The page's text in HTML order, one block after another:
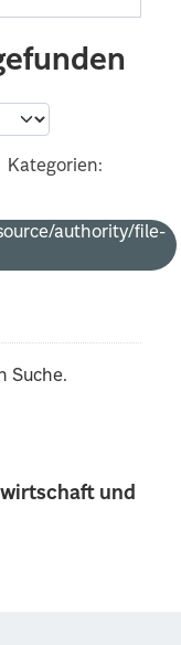
und
Kategorien:
authority/file-
Suche.